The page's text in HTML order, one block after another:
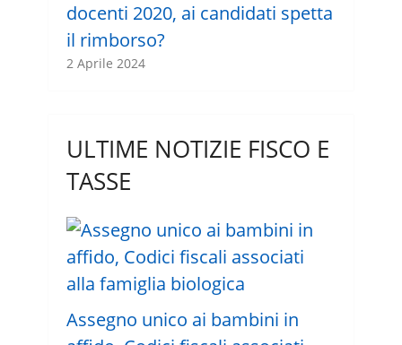
docenti 2020, ai candidati spetta
il rimborso?
2 Aprile 2024
ULTIME NOTIZIE FISCO E
TASSE
Assegno unico ai bambini in